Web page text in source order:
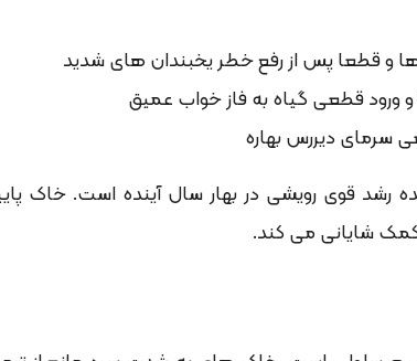
و قطعا پس از رفع خطر یخبندان های شدید
ورود قطعی گیاه به فاز خواب عمیق
سرمای دیررس بهاره
قوی رویشی در بهار سال آینده است. خاک
شایانی می کند.